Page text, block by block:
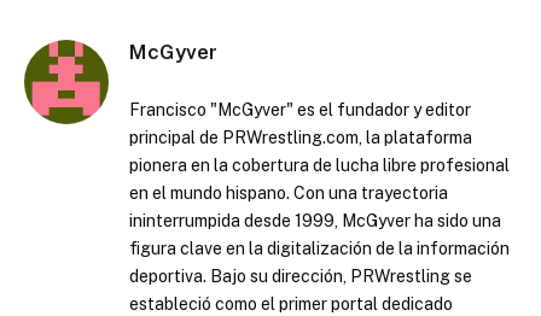
McGyver
Francisco "McGyver" es el fundador y editor
principal de PRWrestling.com, la plataforma
pionera en la cobertura de lucha libre profesional
en el mundo hispano. Con una trayectoria
ininterrumpida desde 1999, McGyver ha sido una
figura clave en la digitalización de la información
deportiva. Bajo su dirección, PRWrestling se
estableció como el primer portal dedicado